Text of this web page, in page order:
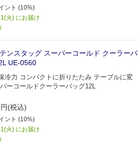
ント (10%)
火) にお届け
ンスタッグ スーパーコールド クーラーバ
UE-0560
冷力 コンパクトに折りたたみ テーブルに変
ーコールドクーラーバッグ12L
円(税込)
ント (10%)
火) にお届け